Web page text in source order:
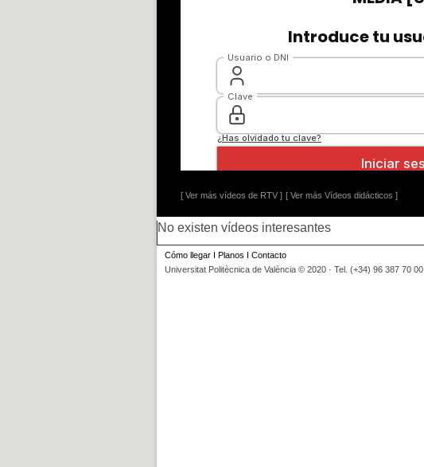
[ Ver más vídeos de RTV ] [ Ver más Vídeos didácticos ]
No existen vídeos interesantes
Cómo llegar I Planos I Contacto
Universitat Politècnica de València © 2020 · Tel. (+34) 96 387 70 00